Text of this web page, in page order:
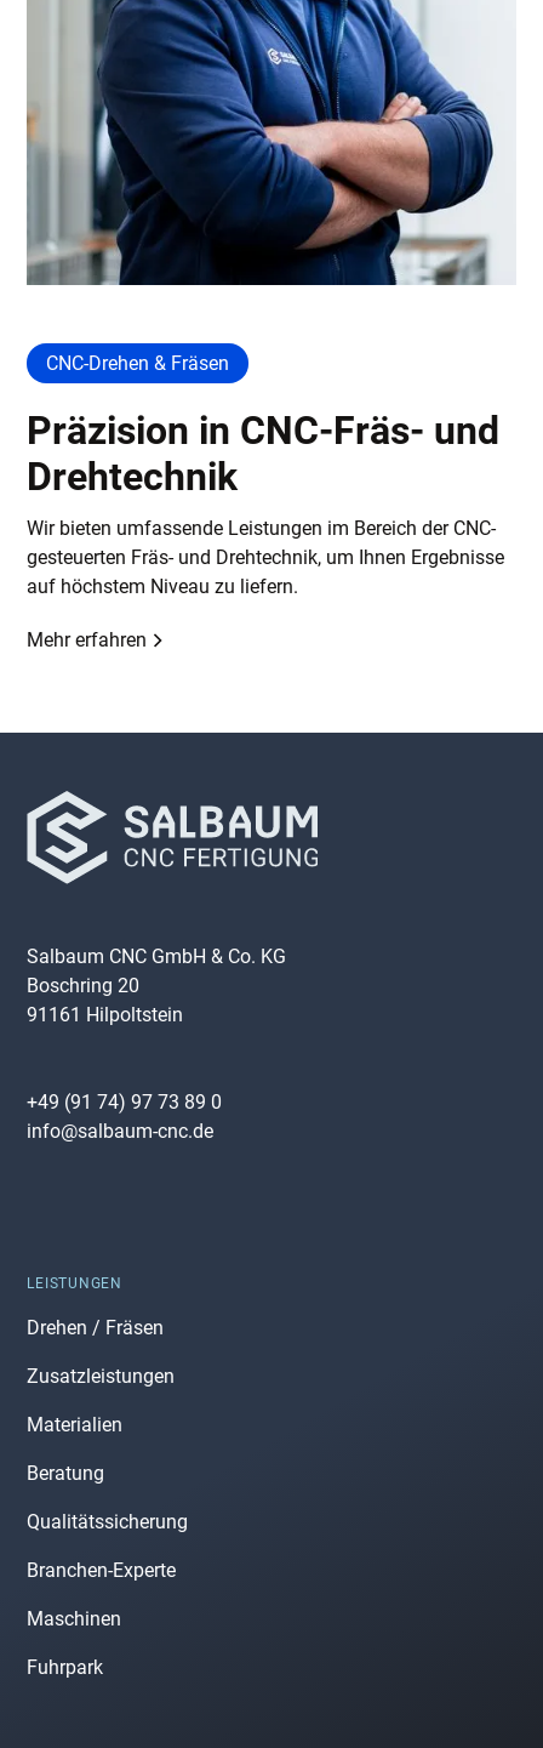
CNC-Drehen & Fräsen
Präzision in CNC-Fräs- und
Drehtechnik
Wir bieten umfassende Leistungen im Bereich der CNC-
gesteuerten Fräs- und Drehtechnik, um Ihnen Ergebnisse
auf höchstem Niveau zu liefern.
Mehr erfahren
Salbaum CNC GmbH & Co. KG
Boschring 20
91161 Hilpoltstein
+49 (91 74) 97 73 89 0
info@salbaum-cnc.de
LEISTUNGEN
Drehen / Fräsen
Zusatzleistungen
Materialien
Beratung
Qualitätssicherung
Branchen-Experte
Maschinen
Fuhrpark